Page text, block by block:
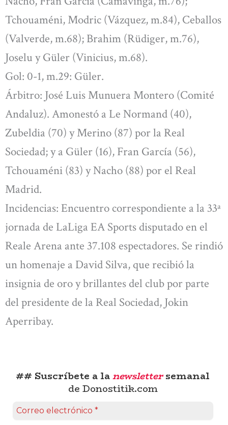
Tchouaméni, Modric (Vázquez, m.84), Ceballos
(Valverde, m.68); Brahim (Rüdiger, m.76),
Joselu y Güler (Vinicius, m.68).
Gol: 0-1, m.29: Güler.
Árbitro: José Luis Munuera Montero (Comité
Andaluz). Amonestó a Le Normand (40),
Zubeldia (70) y Merino (87) por la Real
Sociedad; y a Güler (16), Fran García (56),
Tchouaméni (83) y Nacho (88) por el Real
Madrid.
Incidencias: Encuentro correspondiente a la 33ª
jornada de LaLiga EA Sports disputado en el
Reale Arena ante 37.108 espectadores. Se rindió
un homenaje a David Silva, que recibió la
insignia de oro y brillantes del club por parte
del presidente de la Real Sociedad, Jokin
Aperribay.
## Suscríbete a lanewslettersemanal
de Donostitik.com